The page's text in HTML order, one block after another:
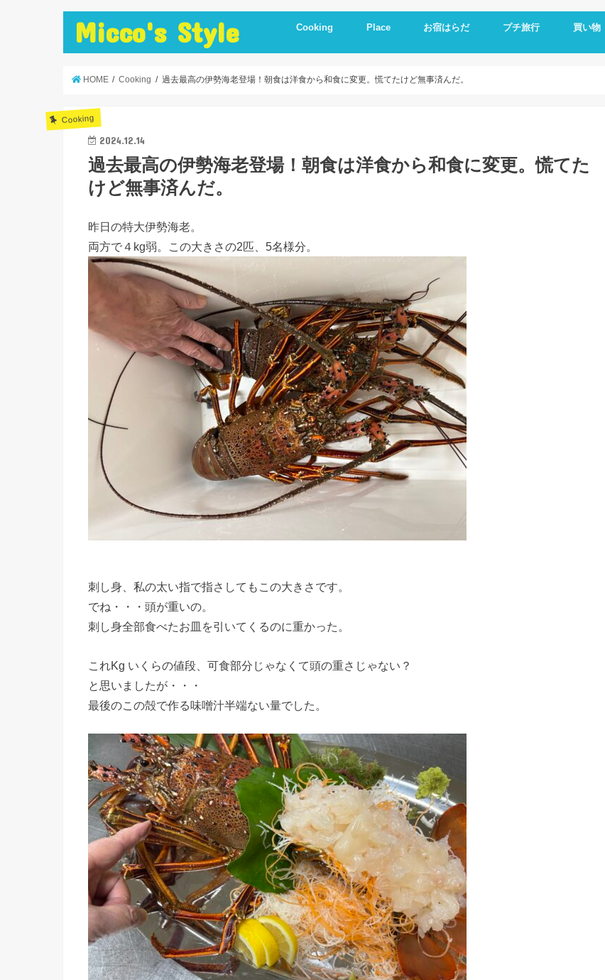
Micco's Style Cooking
cooking idea
冷蔵庫の残り物で作る
手抜き簡単レシピ
ダイエットレシピ
節約レシピ
保存食
炊飯器料理
簡単おやつ
低温調理
簡単＋一品
まかない
お弁当
レシピとか
美味しいもの
便利調理器
Place
崎戸
佐世保
長崎
大連
久留米
福岡
お宿はらだ
修学旅行
体験民宿夕ご飯
体験民宿朝食
プチ旅行
Hotel
朝食
ランチ
夕食
買い物
海外通販
HOME Cooking 過去最高の伊勢海老登場！朝食は洋食から和食に変更。慌てたけど無事済んだ。
Cooking
2024.12.14
過去最高の伊勢海老登場！朝食は洋食から和食に変更。慌てた
けど無事済んだ。
昨日の特大伊勢海老。
両方で４kg弱。この大きさの2匹、5名様分。
刺し身、私の太い指で指さしてもこの大きさです。
でね・・・頭が重いの。
刺し身全部食べたお皿を引いてくるのに重かった。
これKg いくらの値段、可食部分じゃなくて頭の重さじゃない？
と思いましたが・・・
最後のこの殻で作る味噌汁半端ない量でした。